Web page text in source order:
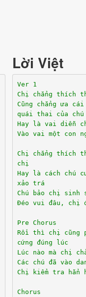
Lời Việt
Ver 1
Chị chẳng thích
Cũng chẳng ưa
quái thai của chú
Hay là vai diễn
Vào vai một con
Chị chẳng thích
chị
Hay là cách chú
xảo trá
Chú bảo chị sinh
Đéo vui đâu, chị
Pre Chorus
Rồi thì chị cũng
cứng đúng lúc
Lúc nào mà chị
Các chú đã vào
Chị kiểm tra hẳn
Chorus